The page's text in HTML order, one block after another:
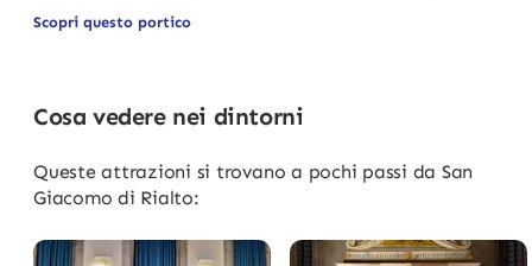
Scopri questo portico
Cosa vedere nei dintorni
Queste attrazioni si trovano a pochi passi da San
Giacomo di Rialto: